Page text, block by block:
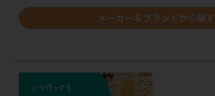
メーカー＆ブランドから探す